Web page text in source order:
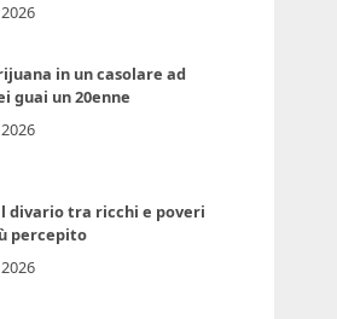
in un casolare ad
guai un 20enne
divario tra ricchi e poveri
percepito